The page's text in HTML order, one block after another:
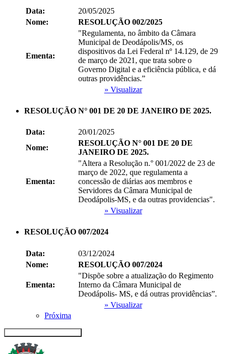
Data:
20/05/2025
Nome:
RESOLUÇÃO 002/2025
Ementa:
"Regulamenta, no âmbito da Câmara
Municipal de Deodápolis/MS, os
dispositivos da Lei Federal nº 14.129, de 29
de março de 2021, que trata sobre o
Governo Digital e a eficiência pública, e dá
outras providências.”
» Visualizar
RESOLUÇÃO N° 001 DE 20 DE JANEIRO DE 2025.
Data:
20/01/2025
Nome:
RESOLUÇÃO N° 001 DE 20 DE
JANEIRO DE 2025.
Ementa:
"Altera a Resolução n.° 001/2022 de 23 de
março de 2022, que regulamenta a
concessão de diárias aos membros e
Servidores da Câmara Municipal de
Deodápolis-MS, e da outras providencias".
» Visualizar
RESOLUÇÃO 007/2024
Data:
03/12/2024
Nome:
RESOLUÇÃO 007/2024
Ementa:
"Dispõe sobre a atualização do Regimento
Interno da Câmara Municipal de
Deodápolis- MS, e dá outras providências”.
» Visualizar
Próxima